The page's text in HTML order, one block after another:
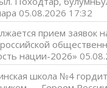
05.08.2026 17:32
прием заявок
нации-2026»
школа №4